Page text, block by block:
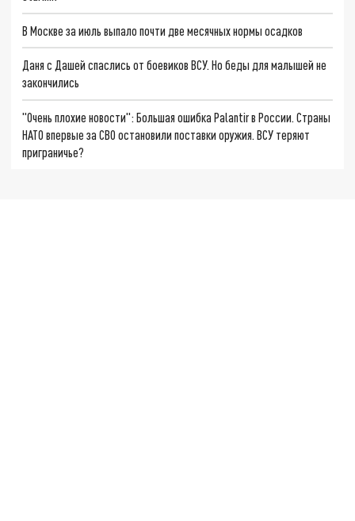
В Москве за июль выпало почти две месячных нормы осадков
Даня с Дашей спаслись от боевиков ВСУ. Но беды для малышей не
закончились
"Очень плохие новости": Большая ошибка Palantir в России. Страны
НАТО впервые за СВО остановили поставки оружия. ВСУ теряют
приграничье?